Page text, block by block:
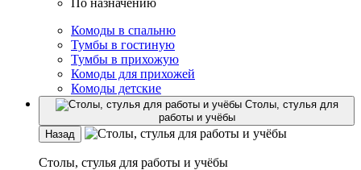
По назначению
Комоды в спальню
Тумбы в гостиную
Тумбы в прихожую
Комоды для прихожей
Комоды детские
Столы, стулья для
работы и учёбы
Назад
Столы, стулья для работы и учёбы